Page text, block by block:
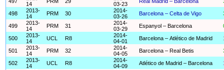
14
03-23
498
2013-
14
PRM 30
2014-
03-26
Barcelona – Celta de Vigo
499
2013-
14
PRM 31
2014-
03-29
Espanyol – Barcelona
500
2013-
14
UCL R8
2014-
04-01
Barcelona – Atlético de Madrid
501
2013-
14
PRM 32
2014-
04-05
Barcelona – Real Betis
502
2013-
14
UCL R8
2014-
04-09
Atlético de Madrid – Barcelona